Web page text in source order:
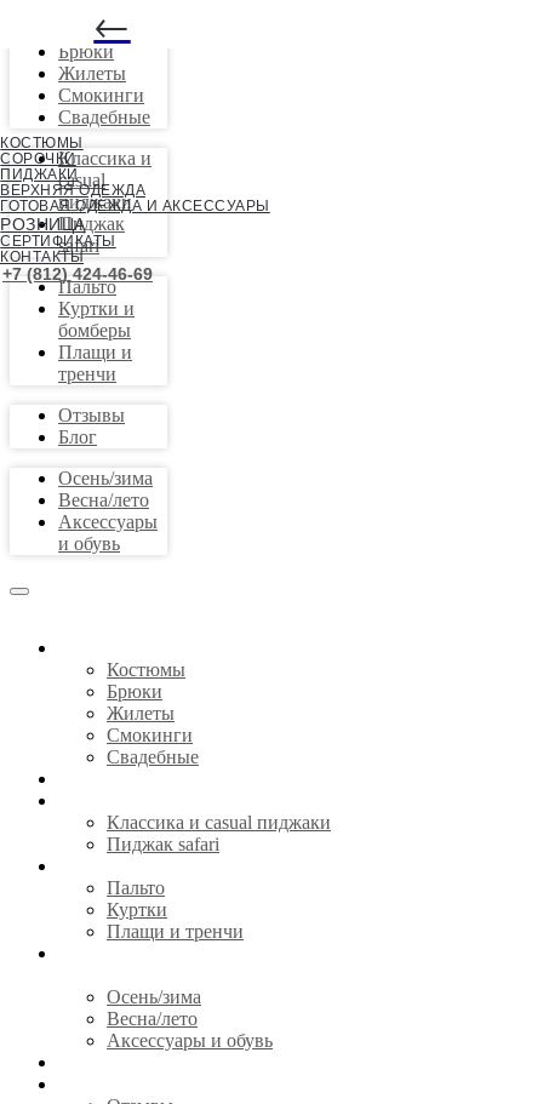
КОСТЮМЫ
←
СОРОЧКИ
ПИДЖАКИ
ВЕРХНЯЯ ОДЕЖДА
ГОТОВАЯ ОДЕЖДА И АКСЕССУАРЫ
РОЗНИЦА
СЕРТИФИКАТЫ
КОНТАКТЫ
+7 (812) 424-46-69
Костюмы
Брюки
Жилеты
Смокинги
Свадебные
Классика и
casual
пиджаки
Пиджак
safari
Пальто
Куртки и
бомберы
Плащи и
тренчи
Отзывы
Блог
Осень/зима
Весна/лето
Аксессуары
и обувь
Костюмы
Брюки
Жилеты
Смокинги
Свадебные
Классика и casual пиджаки
Пиджак safari
Пальто
Куртки
Плащи и тренчи
Осень/зима
Весна/лето
Аксессуары и обувь